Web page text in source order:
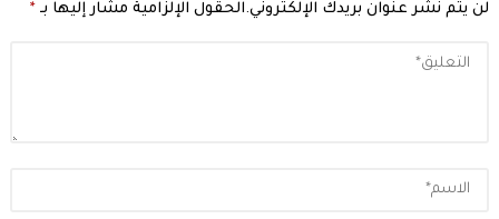
لن يتم نشر عنوان بريدك الإلكتروني.الحقول الإلزامية مشار إليها بـ *